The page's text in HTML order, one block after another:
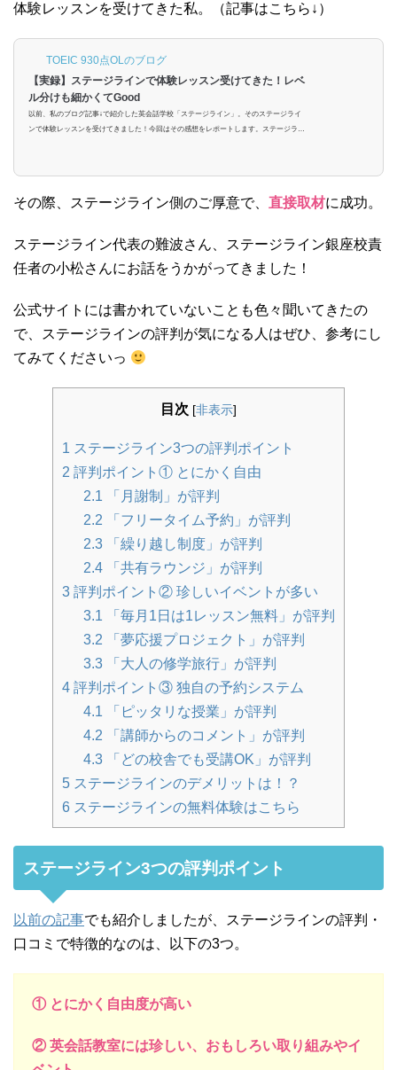
体験レッスンを受けてきた私。（記事はこちら↓）
TOEIC 930点OLのブログ
【実録】ステージラインで体験レッスン受けてきた！レベ
ル分けも細かくてGood
以前、私のブログ記事↓で紹介した英会話学校「ステージライン」。そのステージライ
ンで体験レッスンを受けてきました！今回はその感想をレポートします。ステージライ
予約完了無料カウンセリング・体験レッスンは、公式サイトから簡単に予約できます。
受け付けてます。なお銀座校と...
その際、ステージライン側のご厚意で、 直接取材に成功。
ステージライン代表の難波さん、ステージライン銀座校責
任者の小松さんにお話をうかがってきました！
公式サイトには書かれていないことも色々聞いてきたの
で、ステージラインの評判が気になる人はぜひ、参考にし
てみてくださいっ
目次 [非表示]
1 ステージライン3つの評判ポイント
2 評判ポイント① とにかく自由
2.1 「月謝制」が評判
2.2 「フリータイム予約」が評判
2.3 「繰り越し制度」が評判
2.4 「共有ラウンジ」が評判
3 評判ポイント② 珍しいイベントが多い
3.1 「毎月1日は1レッスン無料」が評判
3.2 「夢応援プロジェクト」が評判
3.3 「大人の修学旅行」が評判
4 評判ポイント③ 独自の予約システム
4.1 「ピッタリな授業」が評判
4.2 「講師からのコメント」が評判
4.3 「どの校舎でも受講OK」が評判
5 ステージラインのデメリットは！？
6 ステージラインの無料体験はこちら
ステージライン3つの評判ポイント
以前の記事でも紹介しましたが、ステージラインの評判・
口コミで特徴的なのは、以下の3つ。
① とにかく自由度が高い
② 英会話教室には珍しい、おもしろい取り組みやイ